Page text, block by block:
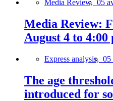
Media Review, 05
Media Review:
August 4 to 4:00
Express analysis, 05
The age
introduced for